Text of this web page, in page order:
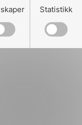
Statistikk